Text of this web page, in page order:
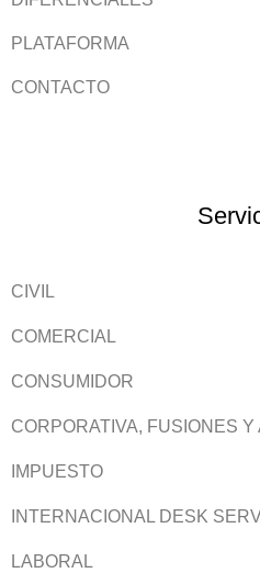
PLATAFORMA
CONTACTO
CIVIL
COMERCIAL
CONSUMIDOR
CORPORATIVA, FUSIONES
IMPUESTO
INTERNACIONAL DESK
LABORAL